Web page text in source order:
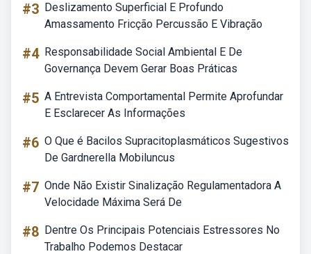
#3 Deslizamento Superficial E Profundo
Amassamento Fricção Percussão E Vibração
#4 Responsabilidade Social Ambiental E De
Governança Devem Gerar Boas Práticas
#5 A Entrevista Comportamental Permite Aprofundar
E Esclarecer As Informações
#6 O Que é Bacilos Supracitoplasmáticos Sugestivos
De Gardnerella Mobiluncus
#7 Onde Não Existir Sinalização Regulamentadora A
Velocidade Máxima Será De
#8 Dentre Os Principais Potenciais Estressores No
Trabalho Podemos Destacar